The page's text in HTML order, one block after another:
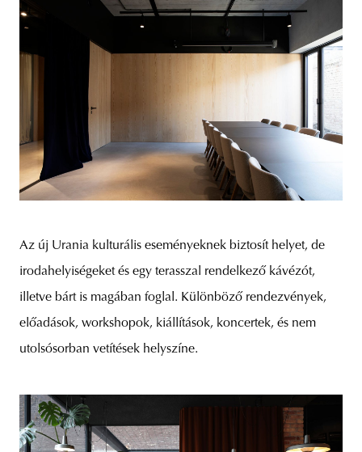
Az új Urania kulturális eseményeknek biztosít helyet, de
irodahelyiségeket és egy terasszal rendelkező kávézót,
illetve bárt is magában foglal. Különböző rendezvények,
előadások, workshopok, kiállítások, koncertek, és nem
utolsósorban vetítések helyszíne.